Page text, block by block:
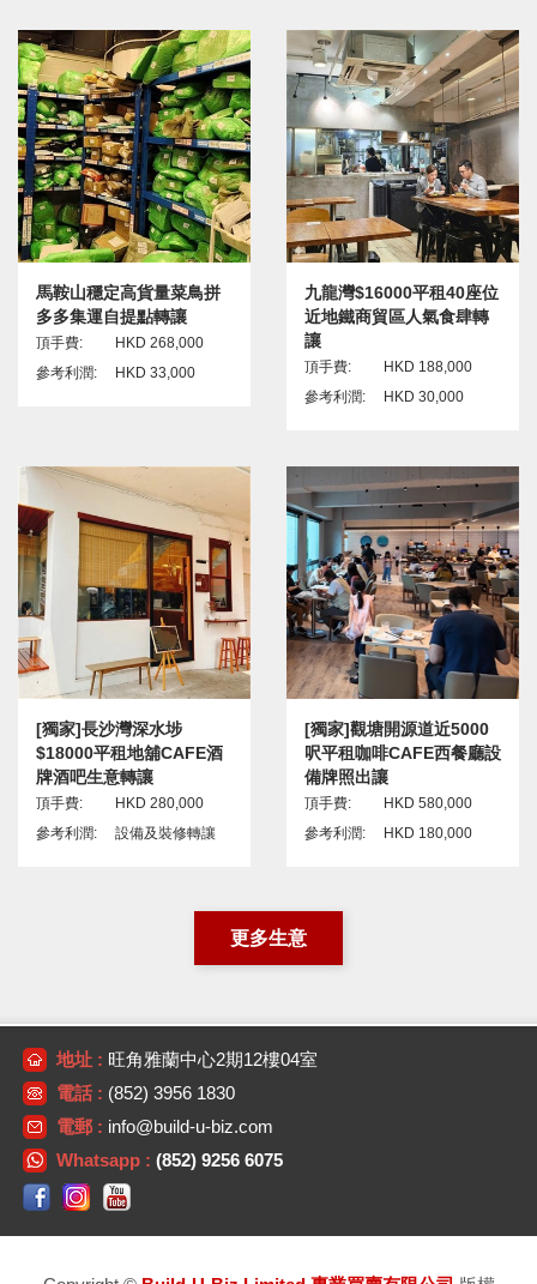
馬鞍山穩定高貨量菜鳥拼
多多集運自提點轉讓
頂手費:
HKD 268,000
參考利潤:
HKD 33,000
九龍灣$16000平租40座位
近地鐵商貿區人氣食肆轉
讓
頂手費:
HKD 188,000
參考利潤:
HKD 30,000
[獨家]長沙灣深水埗
$18000平租地舖CAFE酒
牌酒吧生意轉讓
頂手費:
HKD 280,000
參考利潤:
設備及裝修轉讓
[獨家]觀塘開源道近5000
呎平租咖啡CAFE西餐廳設
備牌照出讓
頂手費:
HKD 580,000
參考利潤:
HKD 180,000
更多生意
地址 : 旺角雅蘭中心2期12樓04室
電話 : (852) 3956 1830
電郵 : info@build-u-biz.com
Whatsapp : (852) 9256 6075